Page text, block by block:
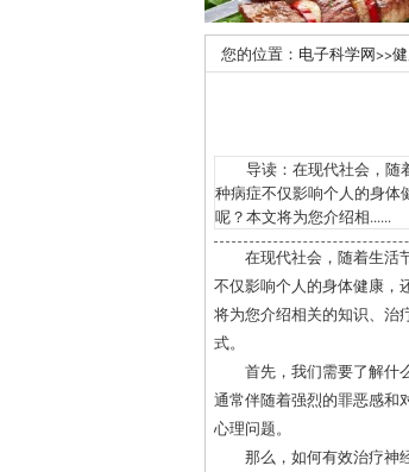
您的位置： 电子科学网>>
导读：在现代社会，随着
种病症不仅影响个人的身体
呢？本文将为您介绍相......
在现代社会，随着生活
不仅影响个人的身体健康，
将为您介绍相关的知识、治
式。
首先，我们需要了解什
通常伴随着强烈的罪恶感和
心理问题。
那么，如何有效治疗神